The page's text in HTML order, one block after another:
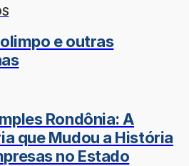
e outras
Rondônia: A
que Mudou a História
no Estado